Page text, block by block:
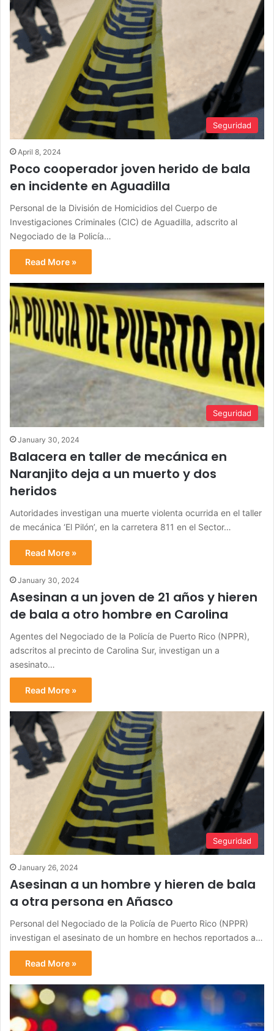
Seguridad
April 8, 2024
Poco cooperador joven herido de bala
en incidente en Aguadilla
Personal de la División de Homicidios del Cuerpo de
Investigaciones Criminales (CIC) de Aguadilla, adscrito al
Negociado de la Policía…
Read More »
Seguridad
January 30, 2024
Balacera en taller de mecánica en
Naranjito deja a un muerto y dos
heridos
Autoridades investigan una muerte violenta ocurrida en el taller
de mecánica ‘El Pilón’, en la carretera 811 en el Sector…
Read More »
January 30, 2024
Asesinan a un joven de 21 años y hieren
de bala a otro hombre en Carolina
Agentes del Negociado de la Policía de Puerto Rico (NPPR),
adscritos al precinto de Carolina Sur, investigan un a
asesinato…
Read More »
Seguridad
January 26, 2024
Asesinan a un hombre y hieren de bala
a otra persona en Añasco
Personal del Negociado de la Policía de Puerto Rico (NPPR)
investigan el asesinato de un hombre en hechos reportados a…
Read More »